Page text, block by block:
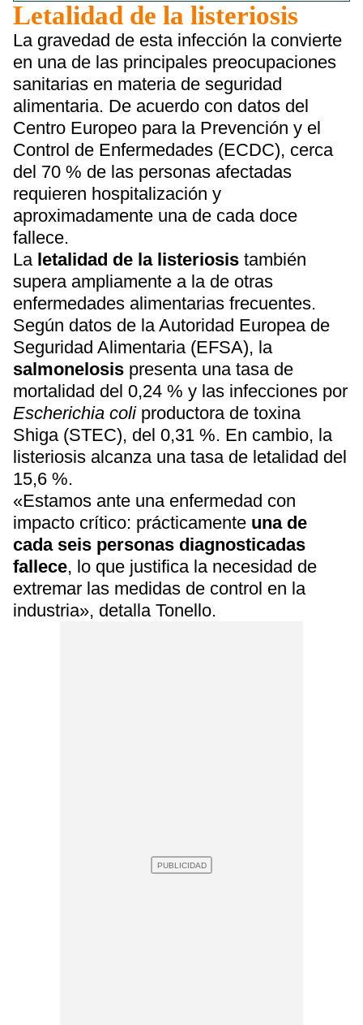
Letalidad de la listeriosis
La gravedad de esta infección la convierte
en una de las principales preocupaciones
sanitarias en materia de seguridad
alimentaria. De acuerdo con datos del
Centro Europeo para la Prevención y el
Control de Enfermedades (ECDC), cerca
del 70 % de las personas afectadas
requieren hospitalización y
aproximadamente una de cada doce
fallece.
Laletalidad de la listeriosis también
supera ampliamente a la de otras
enfermedades alimentarias frecuentes.
Según datos de la Autoridad Europea de
Seguridad Alimentaria (EFSA), la
salmonelosis presenta una tasa de
mortalidad del 0,24 % y las infecciones por
Escherichia coli productora de toxina
Shiga (STEC), del 0,31 %. En cambio, la
listeriosis alcanza una tasa de letalidad del
15,6 %.
«Estamos ante una enfermedad con
impacto crítico: prácticamente una de
cada seis personas diagnosticadas
fallece, lo que justifica la necesidad de
extremar las medidas de control en la
industria», detalla Tonello.